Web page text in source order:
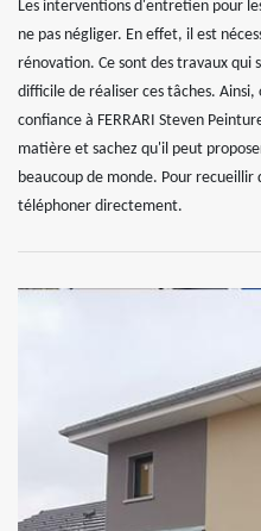
Les interventions d'entretien pour
ne pas négliger. En effet, il est
rénovation. Ce sont des travaux
difficile de réaliser ces tâches.
confiance à FERRARI Steven
matière et sachez qu'il peut
beaucoup de monde. Pour
téléphoner directement.